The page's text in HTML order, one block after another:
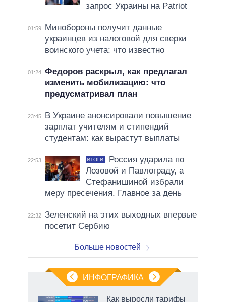
запрос Украины на Patriot
01:59
Минобороны получит данные
украинцев из налоговой для сверки
воинского учета: что известно
01:24 Федоров раскрыл, как предлагал
изменить мобилизацию: что
предусматривал план
23:45
В Украине анонсировали повышение
зарплат учителям и стипендий
студентам: как вырастут выплаты
22:53 ИТОГИ
Россия ударила по
Лозовой и Павлограду, а
Стефанишиной избрали
меру пресечения. Главное за день
22:32 Зеленский на этих выходных впервые
посетит Сербию
Больше новостей
ИНФОГРАФИКА
Как выросли тарифы